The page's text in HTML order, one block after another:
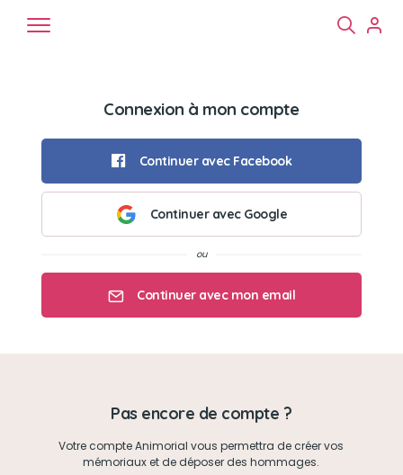
Chats
Connexion à mon compte
Continuer avec Facebook
Continuer avec Google
Continuer avec mon email
Je me connecte
Pas encore de compte ?
Votre compte Animorial vous permettra de créer vos
mémoriaux et de déposer des hommages.